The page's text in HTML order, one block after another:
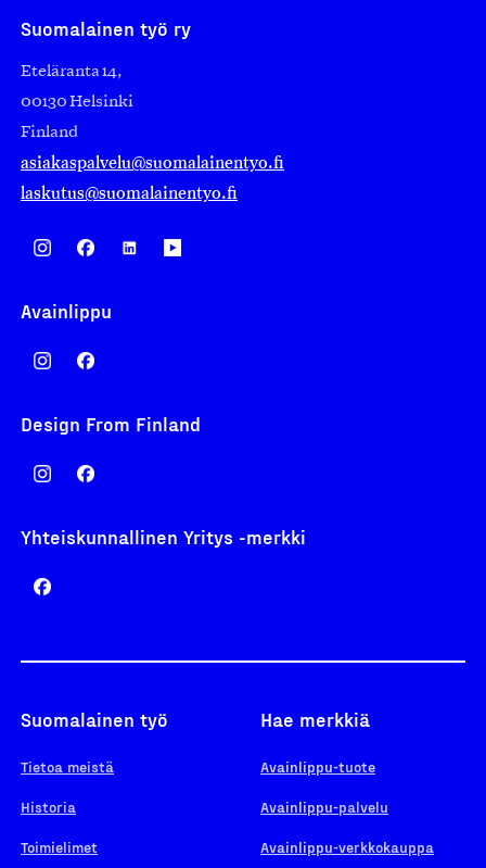
Suomalainen työ ry
Eteläranta 14,
00130 Helsinki
Finland
asiakaspalvelu@suomalainentyo.fi
laskutus@suomalainentyo.fi
Avainlippu
Design From Finland
Yhteiskunnallinen Yritys -merkki
Suomalainen työ
Tietoa meistä
Historia
Toimielimet
Hae merkkiä
Avainlippu-tuote
Avainlippu-palvelu
Avainlippu-verkkokauppa